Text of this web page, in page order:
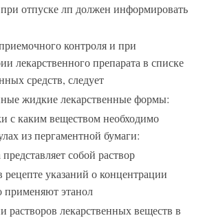
отпуске лп должен информировать
контроля и при
лекарственного препарата в списке
средств, следует
жидкие лекарственные формы:
с каким веществом необходимо
из пергаментной бумаги:
собой раствор
указаний о концентрации
применяют этанол
растворов лекарственных веществ в